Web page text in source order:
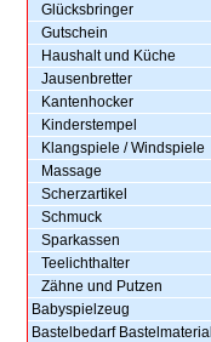
Glücksbringer
Gutschein
Haushalt und Küche
Jausenbretter
Kantenhocker
Kinderstempel
Klangspiele / Windspiele
Massage
Scherzartikel
Schmuck
Sparkassen
Teelichthalter
Zähne und Putzen
Babyspielzeug
Bastelbedarf Bastelmaterial